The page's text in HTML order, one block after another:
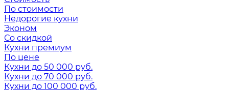
По стоимости
Недорогие кухни
Эконом
Со скидкой
Кухни премиум
По цене
Кухни до 50 000 руб.
Кухни до 70 000 руб.
Кухни до 100 000 руб.